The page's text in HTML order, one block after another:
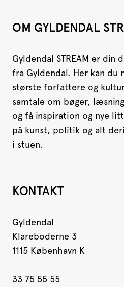
OM GYLDENDAL
Gyldendal STREAM er
fra Gyldendal. Her kan du
største forfattere og
samtale om bøger,
og få inspiration og nye
på kunst, politik og alt
i stuen.
KONTAKT
Gyldendal
Klareboderne 3
1115 København K
33 75 55 55